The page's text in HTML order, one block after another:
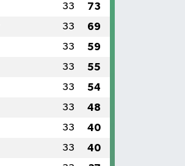
33 73
33 69
33 59
33 55
33 54
33 48
33 40
33 40